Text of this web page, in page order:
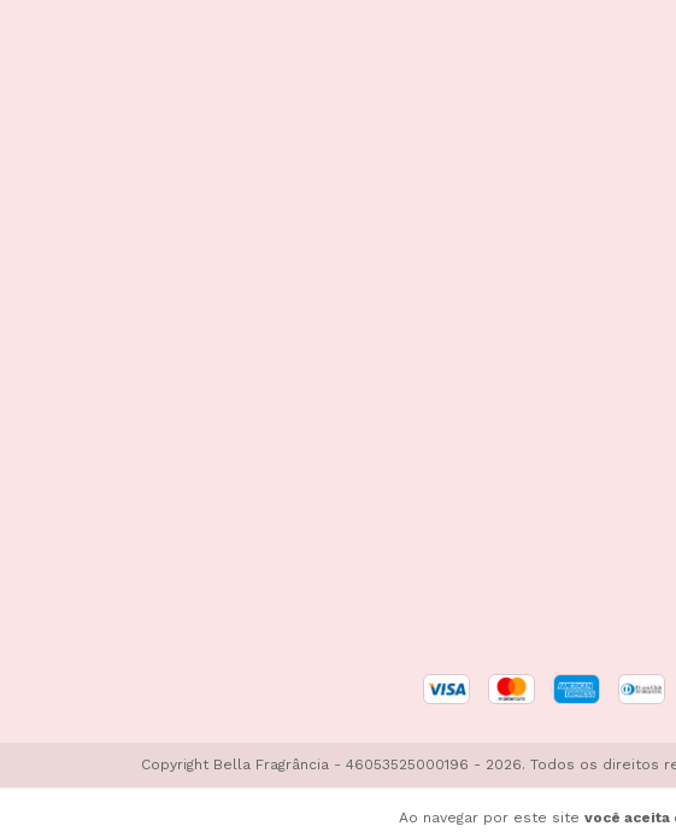
Ao navegar por este site você aceita
Copyright Bella Fragrância - 46053525000196 - 2026. Todos os direitos